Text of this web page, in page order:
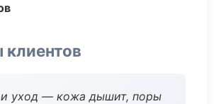
и уход — кожа дышит, поры